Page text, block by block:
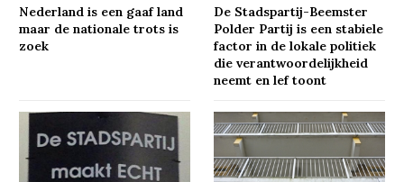
Nederland is een gaaf land
maar de nationale trots is
zoek
De Stadspartij-Beemster
Polder Partij is een stabiele
factor in de lokale politiek
die verantwoordelijkheid
neemt en lef toont